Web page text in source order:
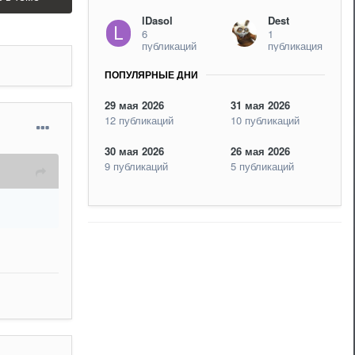
lDasol
6
публикаций
Dest
1
публикация
ПОПУЛЯРНЫЕ ДНИ
29 мая 2026
12 публикаций
31 мая 2026
10 публикаций
30 мая 2026
9 публикаций
26 мая 2026
5 публикаций